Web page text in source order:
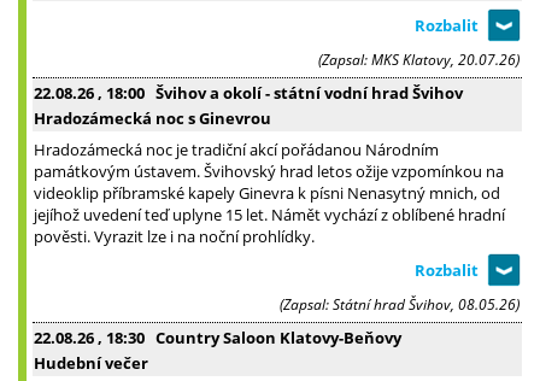
(Zapsal: MKS Klatovy, 20.07.26)
22.08.26 , 18:00 Švihov a okolí - státní vodní hrad Švihov
Hradozámecká noc s Ginevrou
Hradozámecká noc je tradiční akcí pořádanou Národním
památkovým ústavem. Švihovský hrad letos ožije vzpomínkou na
videoklip příbramské kapely Ginevra k písni Nenasytný mnich, od
jejíhož uvedení teď uplyne 15 let. Námět vychází z oblíbené hradní
pověsti. Vyrazit lze i na noční prohlídky.
(Zapsal: Státní hrad Švihov, 08.05.26)
22.08.26 , 18:30 Country Saloon Klatovy-Beňovy
Hudební večer